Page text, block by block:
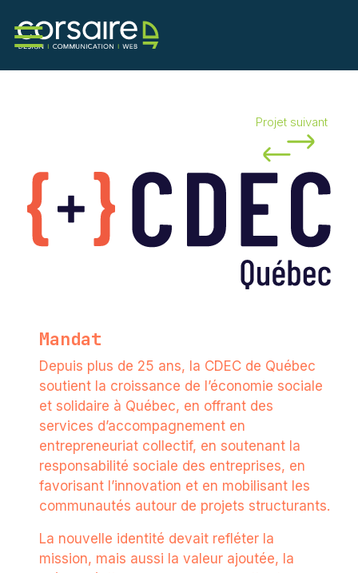
Corsaire
Nouvelles
Contact
Projet suivant
Mandat
Depuis plus de 25 ans, la CDEC de Québec
soutient la croissance de l’économie sociale
et solidaire à Québec, en offrant des
services d’accompagnement en
entrepreneuriat collectif, en soutenant la
responsabilité sociale des entreprises, en
favorisant l’innovation et en mobilisant les
communautés autour de projets structurants.
La nouvelle identité devait refléter la
mission, mais aussi la valeur ajoutée, la